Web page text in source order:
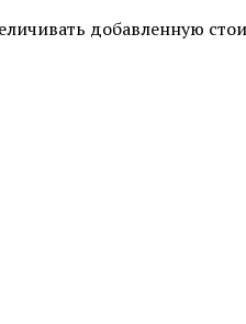
добавленную